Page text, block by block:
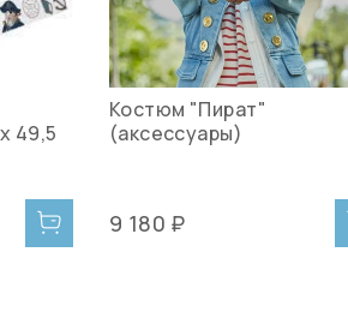
49,5
Костюм "Пират"
(аксессуары)
9 180 ₽